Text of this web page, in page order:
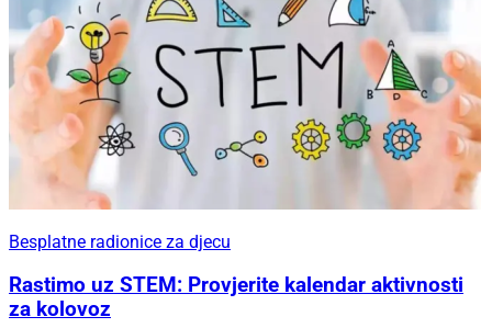
Besplatne radionice za djecu
Rastimo uz STEM: Provjerite kalendar aktivnosti
za kolovoz